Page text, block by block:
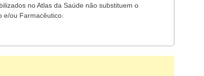
no Atlas da Saúde não substituem o
e/ou Farmacêutico.